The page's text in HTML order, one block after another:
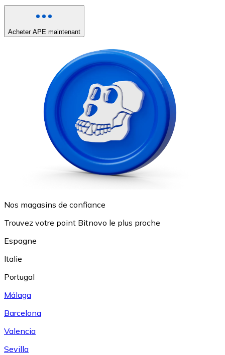
Acheter APE maintenant
Nos magasins de confiance
Trouvez votre point Bitnovo le plus proche
Espagne
Italie
Portugal
Málaga
Barcelona
Valencia
Sevilla